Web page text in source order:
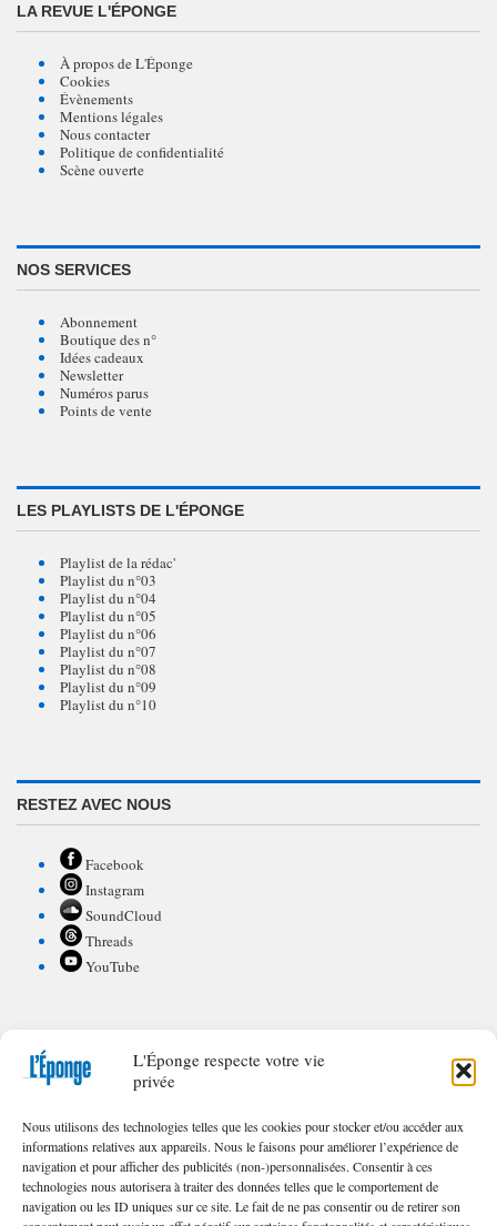
L'Éponge respecte votre vie
privée
Nous utilisons des technologies telles que les cookies pour stocker et/ou accéder aux
informations relatives aux appareils. Nous le faisons pour améliorer l’expérience de
navigation et pour afficher des publicités (non-)personnalisées. Consentir à ces
technologies nous autorisera à traiter des données telles que le comportement de
navigation ou les ID uniques sur ce site. Le fait de ne pas consentir ou de retirer son
LA REVUE L'ÉPONGE
À propos de L'Éponge
Cookies
Évènements
Mentions légales
Nous contacter
Politique de confidentialité
Scène ouverte
NOS SERVICES
Abonnement
Boutique des n°
Idées cadeaux
Newsletter
Numéros parus
Points de vente
LES PLAYLISTS DE L'ÉPONGE
Playlist de la rédac'
Playlist du n°03
Playlist du n°04
Playlist du n°05
Playlist du n°06
Playlist du n°07
Playlist du n°08
Playlist du n°09
Playlist du n°10
RESTEZ AVEC NOUS
Facebook
Instagram
SoundCloud
Threads
YouTube
POUR CONTRIBUER À L'ÉPONGE
Appel à textes/illustrations
FAQ de nos appels